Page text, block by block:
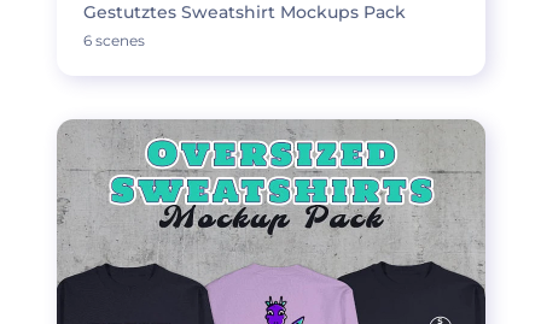
Gestutztes Sweatshirt Mockups Pack
6 scenes